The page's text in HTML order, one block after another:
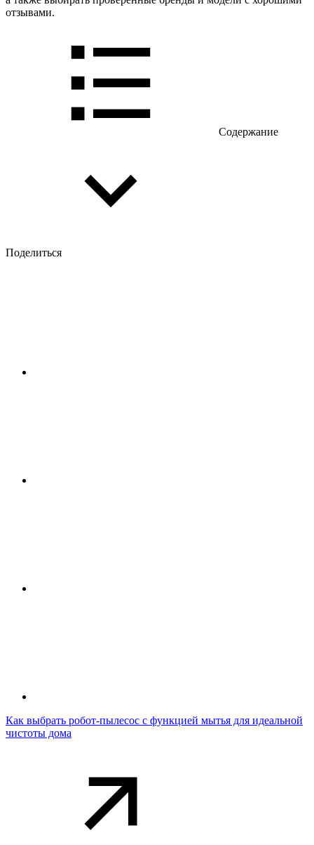
отзывами.
Содержание
Поделиться
Как выбрать робот-пылесос с функцией мытья для идеальной
чистоты дома